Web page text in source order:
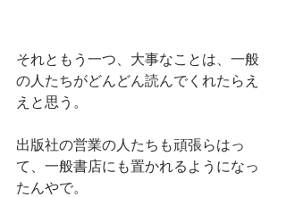
それともう一つ、大事なことは、一般
の人たちがどんどん読んでくれたらえ
えと思う。
出版社の営業の人たちも頑張らはっ
て、一般書店にも置かれるようになっ
たんやで。